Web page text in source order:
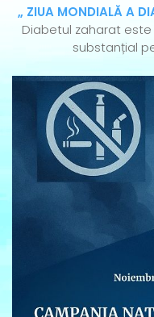
„ ZIUA MONDIALĂ A
Diabetul zaharat
substanțial